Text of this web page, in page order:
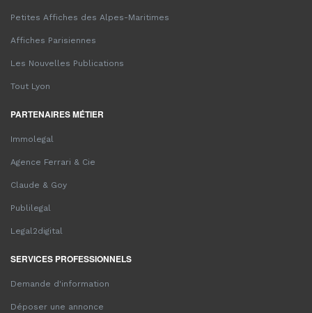
Petites Affiches des Alpes-Maritimes
Affiches Parisiennes
Les Nouvelles Publications
Tout Lyon
PARTENAIRES MÉTIER
Immolegal
Agence Ferrari & Cie
Claude & Goy
Publilegal
Legal2digital
SERVICES PROFESSIONNELS
Demande d'information
Déposer une annonce